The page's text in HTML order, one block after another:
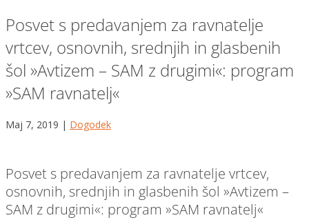
Posvet s predavanjem za ravnatelje
vrtcev, osnovnih, srednjih in glasbenih
šol »Avtizem – SAM z drugimi«: program
»SAM ravnatelj«
Maj 7, 2019 | Dogodek
Posvet s predavanjem za ravnatelje vrtcev,
osnovnih, srednjih in glasbenih šol »Avtizem –
SAM z drugimi«: program »SAM ravnatelj«